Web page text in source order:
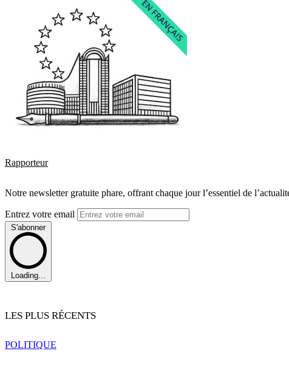
Rapporteur
Notre newsletter gratuite phare, offrant chaque jour l’essentiel de
Entrez votre email
S'abonner
Loading...
LES PLUS RÉCENTS
POLITIQUE